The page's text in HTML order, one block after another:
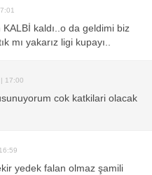
KALBİ kaldı..o da geldimi biz
mı yakarız ligi kupayı..
17:00
cok katkilari olacak
yedek falan olmaz şamili